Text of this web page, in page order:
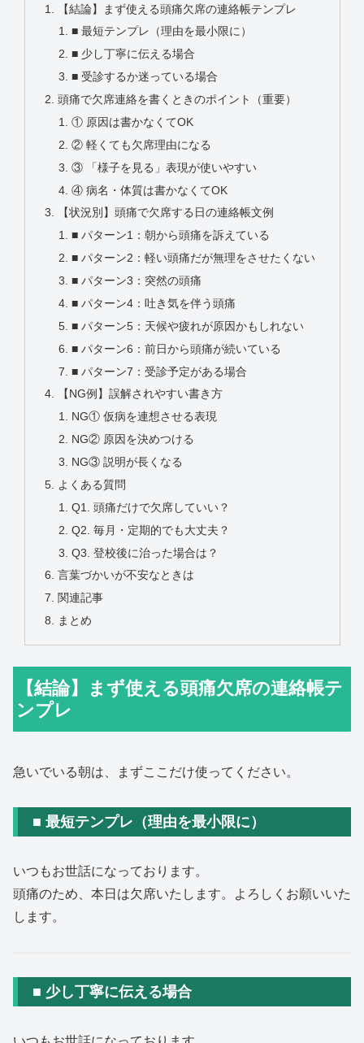
【結論】まず使える頭痛欠席の連絡帳テンプレ
■ 最短テンプレ（理由を最小限に）
■ 少し丁寧に伝える場合
■ 受診するか迷っている場合
頭痛で欠席連絡を書くときのポイント（重要）
① 原因は書かなくてOK
② 軽くても欠席理由になる
③ 「様子を見る」表現が使いやすい
④ 病名・体質は書かなくてOK
【状況別】頭痛で欠席する日の連絡帳文例
■ パターン1：朝から頭痛を訴えている
■ パターン2：軽い頭痛だが無理をさせたくない
■ パターン3：突然の頭痛
■ パターン4：吐き気を伴う頭痛
■ パターン5：天候や疲れが原因かもしれない
■ パターン6：前日から頭痛が続いている
■ パターン7：受診予定がある場合
【NG例】誤解されやすい書き方
NG① 仮病を連想させる表現
NG② 原因を決めつける
NG③ 説明が長くなる
よくある質問
Q1. 頭痛だけで欠席していい？
Q2. 毎月・定期的でも大丈夫？
Q3. 登校後に治った場合は？
言葉づかいが不安なときは
関連記事
まとめ
【結論】まず使える頭痛欠席の連絡帳テ
ンプレ
急いでいる朝は、まずここだけ使ってください。
■ 最短テンプレ（理由を最小限に）
いつもお世話になっております。
頭痛のため、本日は欠席いたします。よろしくお願いいた
します。
■ 少し丁寧に伝える場合